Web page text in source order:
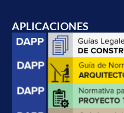
APLICACIONES